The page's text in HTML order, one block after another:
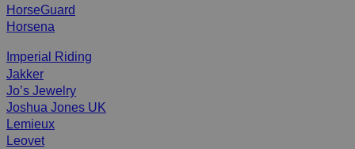
HorseGuard
Horsena
Imperial Riding
Jakker
Jo’s Jewelry
Joshua Jones UK
Lemieux
Leovet